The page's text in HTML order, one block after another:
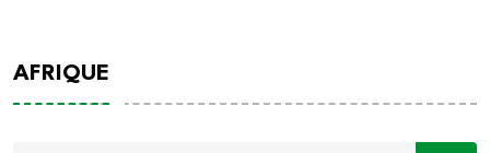
AFRIQUE